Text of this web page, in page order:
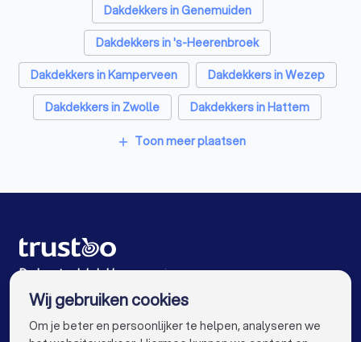
Metselaars in Grafhorst
Dakdekkers in Genemuiden
Dakdekkers in 's-Heerenbroek
Dakdekkers in Kamperveen
Dakdekkers in Wezep
Dakdekkers in Zwolle
Dakdekkers in Hattem
Dakdekkers in Elburg
Dakdekkers in Dronten
Dakdekkers in Utrecht
Dakdekkers in Tilburg
Dakdekkers in Groningen
Dakdekkers in Almere
Dakdekkers in Nijmegen
Dakdekkers in Enschede
add Toon meer plaatsen
De beste dakdekkers voor jou
Wij gebruiken cookies
Om je beter en persoonlijker te helpen, analyseren we